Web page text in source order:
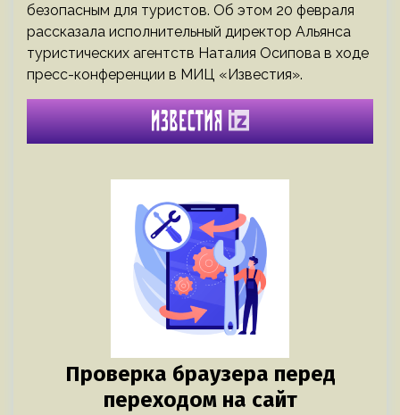
безопасным для туристов. Об этом 20 февраля
рассказала исполнительный директор Альянса
туристических агентств Наталия Осипова в ходе
пресс-конференции в МИЦ «Известия».